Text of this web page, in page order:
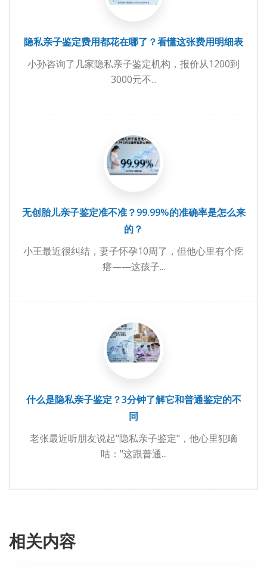
隐私亲子鉴定费用都花在哪了？看懂这张费用明细表
小孙咨询了几家隐私亲子鉴定机构，报价从1200到
3000元不...
无创胎儿亲子鉴定准不准？99.99%的准确率是怎么来
的？
小王最近很纠结，妻子怀孕10周了，但他心里有个疙
瘩——这孩子...
什么是隐私亲子鉴定？3分钟了解它和普通鉴定的不
同
老张最近听朋友说起"隐私亲子鉴定"，他心里犯嘀
咕："这跟普通...
相关内容